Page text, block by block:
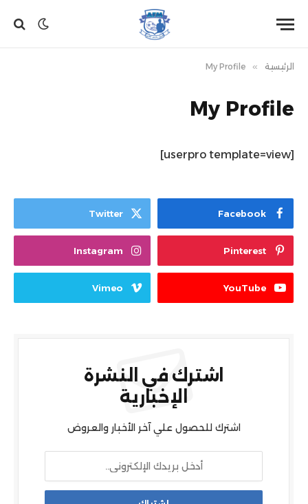
الرئيسية »
My Profile
My Profile
[userpro template=view]
Facebook
Twitter
Pinterest
Instagram
YouTube
Vimeo
اشترك في النشرة
الإخبارية
اشترك للحصول علي آخر الأخبار والعروض